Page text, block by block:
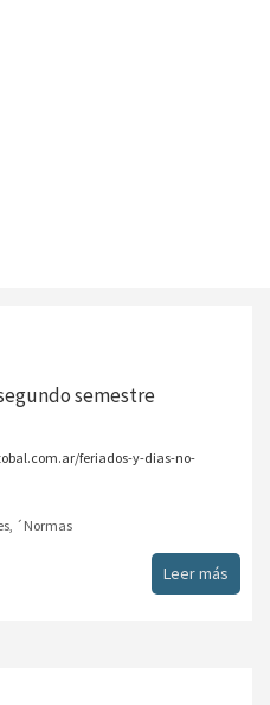
semestre
feriados-y-dias-no-
, ´Normas
Leer más